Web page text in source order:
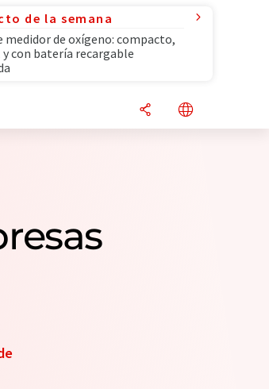
de la semana
medidor de oxígeno: compacto,
con batería recargable